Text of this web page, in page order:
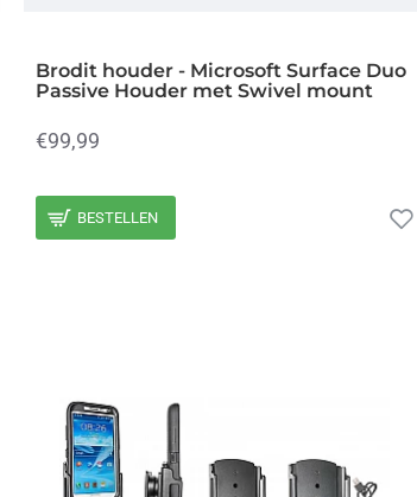
Brodit houder - Microsoft Surface Duo
Passive Houder met Swivel mount
€99,99
BESTELLEN